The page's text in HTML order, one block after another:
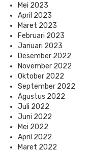
Mei 2023
April 2023
Maret 2023
Februari 2023
Januari 2023
Desember 2022
November 2022
Oktober 2022
September 2022
Agustus 2022
Juli 2022
Juni 2022
Mei 2022
April 2022
Maret 2022